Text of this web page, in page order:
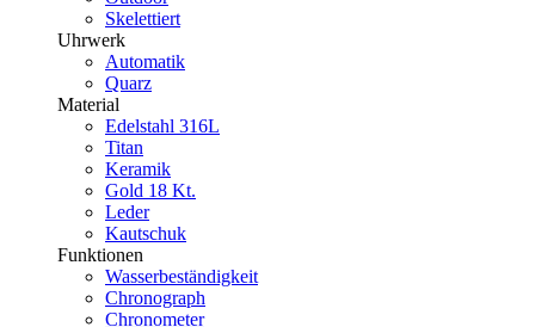
Skelettiert
Uhrwerk
Automatik
Quarz
Material
Edelstahl 316L
Titan
Keramik
Gold 18 Kt.
Leder
Kautschuk
Funktionen
Wasserbeständigkeit
Chronograph
Chronometer